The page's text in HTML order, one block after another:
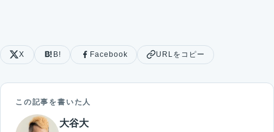
X B! Facebook URLをコピー
この記事を書いた人
大谷大